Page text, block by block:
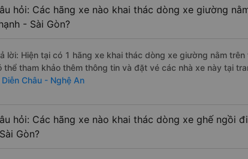
hỏi: Các hãng xe nào khai thác dòng xe giường
- Sài Gòn?
lời: Hiện tại có 1 hãng xe khai thác dòng xe giường nằm
thể tham khảo thêm thông tin và đặt vé các nhà xe này tại
Châu - Nghệ An
hỏi: Các hãng xe nào khai thác dòng xe ghế ngồi
Gòn?